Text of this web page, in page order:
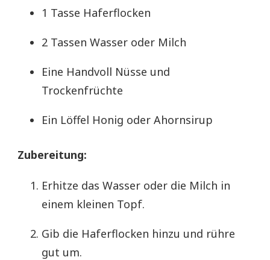
1 Tasse Haferflocken
2 Tassen Wasser oder Milch
Eine Handvoll Nüsse und
Trockenfrüchte
Ein Löffel Honig oder Ahornsirup
Zubereitung:
Erhitze das Wasser oder die Milch in
einem kleinen Topf.
Gib die Haferflocken hinzu und rühre
gut um.